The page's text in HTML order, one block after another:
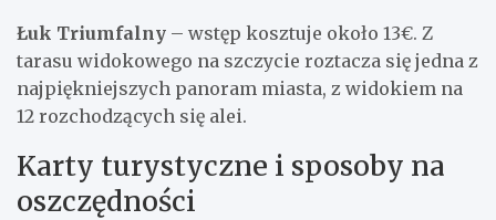
Łuk Triumfalny – wstęp kosztuje około 13€. Z
tarasu widokowego na szczycie roztacza się jedna z
najpiękniejszych panoram miasta, z widokiem na
12 rozchodzących się alei.
Karty turystyczne i sposoby na
oszczędności